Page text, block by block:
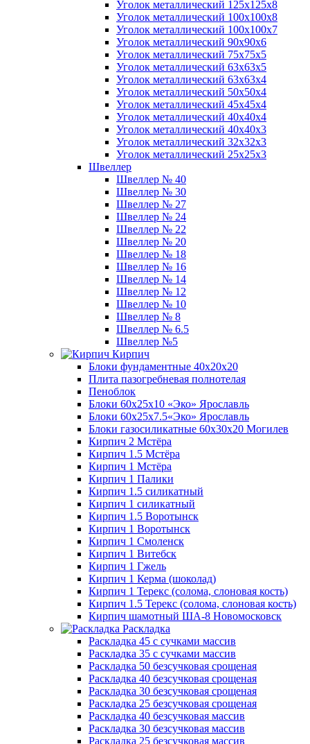
Уголок металлический 125х125х8
Уголок металлический 100х100х8
Уголок металлический 100х100х7
Уголок металлический 90х90х6
Уголок металлический 75х75х5
Уголок металлический 63х63х5
Уголок металлический 63х63х4
Уголок металлический 50х50х4
Уголок металлический 45х45х4
Уголок металлический 40х40х4
Уголок металлический 40х40х3
Уголок металлический 32х32х3
Уголок металлический 25х25х3
Швеллер
Швеллер № 40
Швеллер № 30
Швеллер № 27
Швеллер № 24
Швеллер № 22
Швеллер № 20
Швеллер № 18
Швеллер № 16
Швеллер № 14
Швеллер № 12
Швеллер № 10
Швеллер № 8
Швеллер № 6.5
Швеллер №5
Кирпич
Блоки фундаментные 40х20х20
Плита пазогребневая полнотелая
Пеноблок
Блоки 60х25х10 «Эко» Ярославль
Блоки 60х25х7.5«Эко» Ярославль
Блоки газосиликатные 60х30х20 Могилев
Кирпич 2 Мстёра
Кирпич 1.5 Мстёра
Кирпич 1 Мстёра
Кирпич 1 Палики
Кирпич 1.5 силикатный
Кирпич 1 силикатный
Кирпич 1.5 Воротынск
Кирпич 1 Воротынск
Кирпич 1 Смоленск
Кирпич 1 Витебск
Кирпич 1 Гжель
Кирпич 1 Керма (шоколад)
Кирпич 1 Терекс (солома, слоновая кость)
Кирпич 1.5 Терекс (солома, слоновая кость)
Кирпич шамотный ША-8 Новомосковск
Раскладка
Раскладка 45 с сучками массив
Раскладка 35 с сучками массив
Раскладка 50 безсучковая срощеная
Раскладка 40 безсучковая срощеная
Раскладка 30 безсучковая срощеная
Раскладка 25 безсучковая срощеная
Раскладка 40 безсучковая массив
Раскладка 30 безсучковая массив
Раскладка 25 безсучковая массив